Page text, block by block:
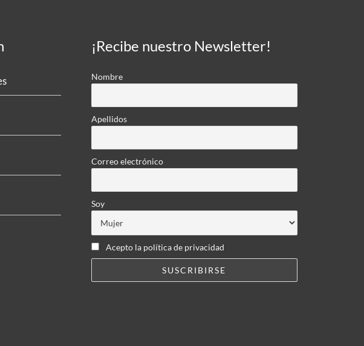
¡Recibe nuestro Newsletter!
Nombre
Apellidos
Correo electrónico
Soy
Acepto la política de privacidad